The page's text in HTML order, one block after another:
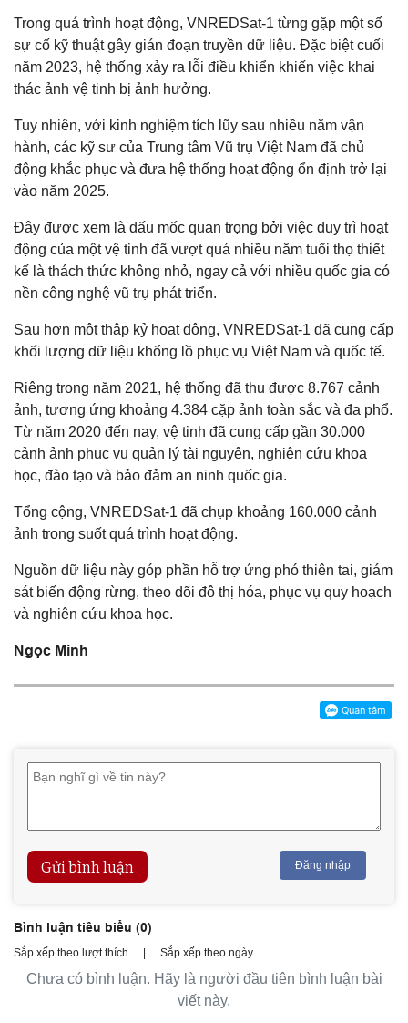
Trong quá trình hoạt động, VNREDSat-1 từng gặp một số
sự cố kỹ thuật gây gián đoạn truyền dữ liệu. Đặc biệt cuối
năm 2023, hệ thống xảy ra lỗi điều khiển khiến việc khai
thác ảnh vệ tinh bị ảnh hưởng.
Tuy nhiên, với kinh nghiệm tích lũy sau nhiều năm vận
hành, các kỹ sư của Trung tâm Vũ trụ Việt Nam đã chủ
động khắc phục và đưa hệ thống hoạt động ổn định trở lại
vào năm 2025.
Đây được xem là dấu mốc quan trọng bởi việc duy trì hoạt
động của một vệ tinh đã vượt quá nhiều năm tuổi thọ thiết
kế là thách thức không nhỏ, ngay cả với nhiều quốc gia có
nền công nghệ vũ trụ phát triển.
Sau hơn một thập kỷ hoạt động, VNREDSat-1 đã cung cấp
khối lượng dữ liệu khổng lồ phục vụ Việt Nam và quốc tế.
Riêng trong năm 2021, hệ thống đã thu được 8.767 cảnh
ảnh, tương ứng khoảng 4.384 cặp ảnh toàn sắc và đa phổ.
Từ năm 2020 đến nay, vệ tinh đã cung cấp gần 30.000
cảnh ảnh phục vụ quản lý tài nguyên, nghiên cứu khoa
học, đào tạo và bảo đảm an ninh quốc gia.
Tổng cộng, VNREDSat-1 đã chụp khoảng 160.000 cảnh
ảnh trong suốt quá trình hoạt động.
Nguồn dữ liệu này góp phần hỗ trợ ứng phó thiên tai, giám
sát biến động rừng, theo dõi đô thị hóa, phục vụ quy hoạch
và nghiên cứu khoa học.
Ngọc Minh
Gửi bình luận Đăng nhập
Bình luận tiêu biểu (0)
Sắp xếp theo lượt thích | Sắp xếp theo ngày
Chưa có bình luận. Hãy là người đầu tiên bình luận bài
viết này.